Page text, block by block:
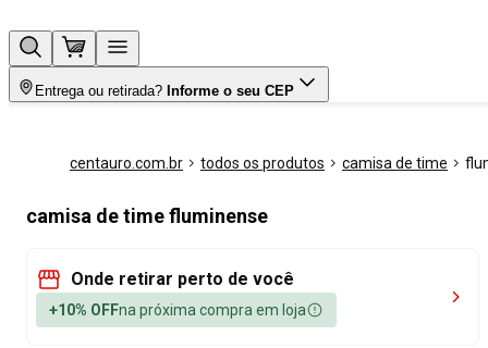
Entrega ou retirada? Informe o seu CEP
centauro.com.br todos os produtos camisa de time
camisa de time fluminense
Onde retirar perto de você
+10% OFFna próxima compra em loja